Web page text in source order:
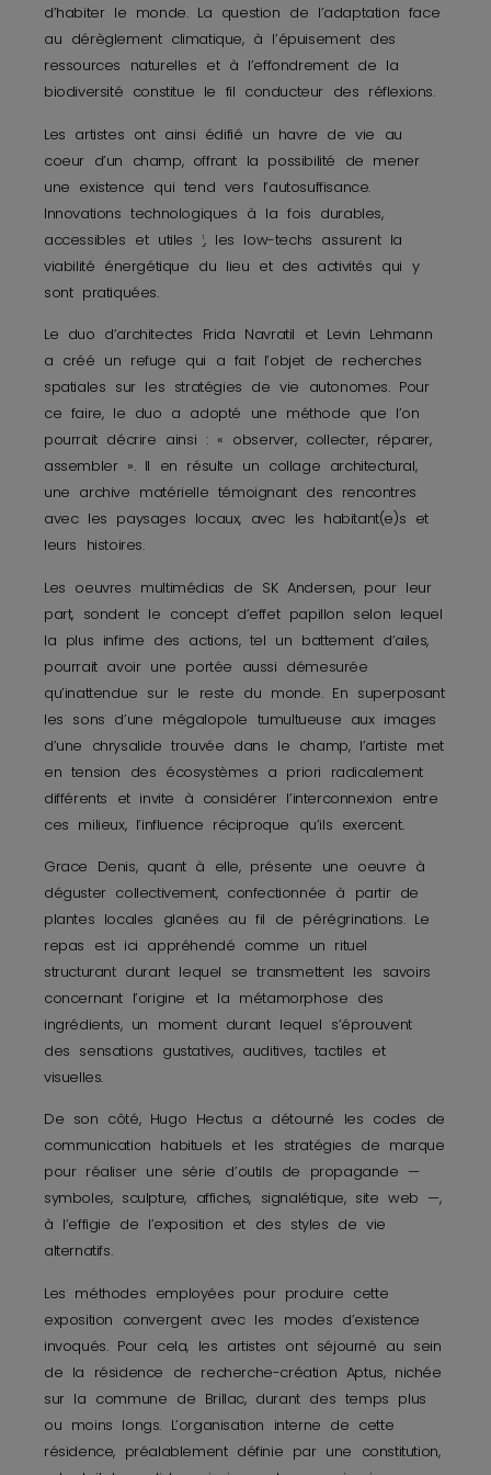
d’habiter le monde. La question de l’adaptation face
au dérèglement climatique, à l’épuisement des
ressources naturelles et à l’effondrement de la
biodiversité constitue le fil conducteur des réflexions.
Les artistes ont ainsi édifié un havre de vie au
coeur d’un champ, offrant la possibilité de mener
une existence qui tend vers l’autosuffisance.
Innovations technologiques à la fois durables,
accessibles et utiles¹, les low-techs assurent la
viabilité énergétique du lieu et des activités qui y
sont pratiquées.
Le duo d’architectes Frida Navratil et Levin Lehmann
a créé un refuge qui a fait l’objet de recherches
spatiales sur les stratégies de vie autonomes. Pour
ce faire, le duo a adopté une méthode que l’on
pourrait décrire ainsi : « observer, collecter, réparer,
assembler ». Il en résulte un collage architectural,
une archive matérielle témoignant des rencontres
avec les paysages locaux, avec les habitant(e)s et
leurs histoires.
Les oeuvres multimédias de SK Andersen, pour leur
part, sondent le concept d’effet papillon selon lequel
la plus infime des actions, tel un battement d’ailes,
pourrait avoir une portée aussi démesurée
qu’inattendue sur le reste du monde. En superposant
les sons d’une mégalopole tumultueuse aux images
d’une chrysalide trouvée dans le champ, l’artiste met
en tension des écosystèmes a priori radicalement
différents et invite à considérer l’interconnexion entre
ces milieux, l’influence réciproque qu’ils exercent.
Grace Denis, quant à elle, présente une oeuvre à
déguster collectivement, confectionnée à partir de
plantes locales glanées au fil de pérégrinations. Le
repas est ici appréhendé comme un rituel
structurant durant lequel se transmettent les savoirs
concernant l’origine et la métamorphose des
ingrédients, un moment durant lequel s’éprouvent
des sensations gustatives, auditives, tactiles et
visuelles.
De son côté, Hugo Hectus a détourné les codes de
communication habituels et les stratégies de marque
pour réaliser une série d’outils de propagande —
symboles, sculpture, affiches, signalétique, site web —,
à l’effigie de l’exposition et des styles de vie
alternatifs.
Les méthodes employées pour produire cette
exposition convergent avec les modes d’existence
invoqués. Pour cela, les artistes ont séjourné au sein
de la résidence de recherche-création Aptus, nichée
sur la commune de Brillac, durant des temps plus
ou moins longs. L’organisation interne de cette
résidence, préalablement définie par une constitution,